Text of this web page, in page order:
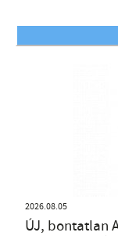
2026.08.05
ÚJ, bontatlan